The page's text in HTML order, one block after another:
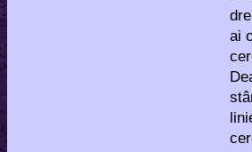
ai